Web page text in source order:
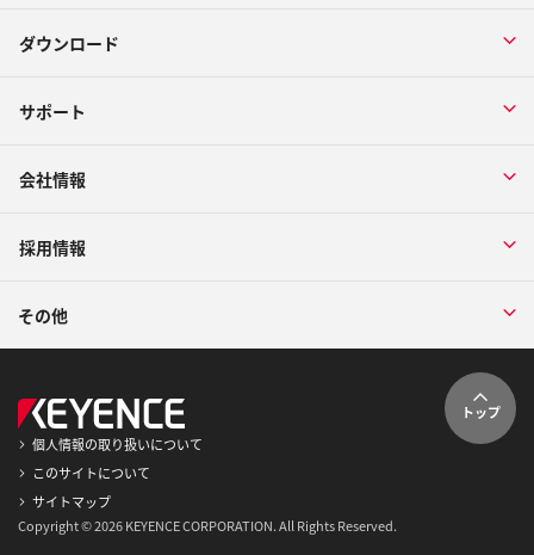
ダウンロード
サポート
会社情報
採用情報
その他
トップ
個人情報の取り扱いについて
このサイトについて
サイトマップ
Copyright © 2026 KEYENCE CORPORATION. All Rights Reserved.